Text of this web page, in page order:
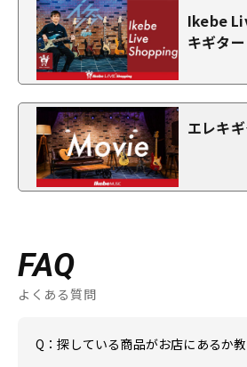
Ikebe
キギタ
エレキ
FAQ
よくある質問
Q：探している商品がお店にあるか